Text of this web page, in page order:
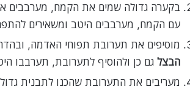
בקערה גדולה שמים את הקמח, מערבבים
עם הקמח, מערבבים היטב ומשאירים להתפחה של
מוסיפים את תערובת תפוחי האדמה,
הבצל גם כן ולהוסיף לתערובת, תערבבו